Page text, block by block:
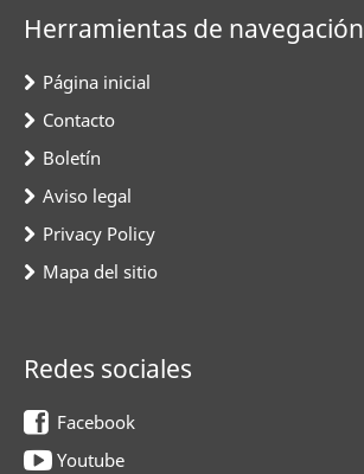
Herramientas de navegación
Página inicial
Contacto
Boletín
Aviso legal
Privacy Policy
Mapa del sitio
Redes sociales
Facebook
Youtube